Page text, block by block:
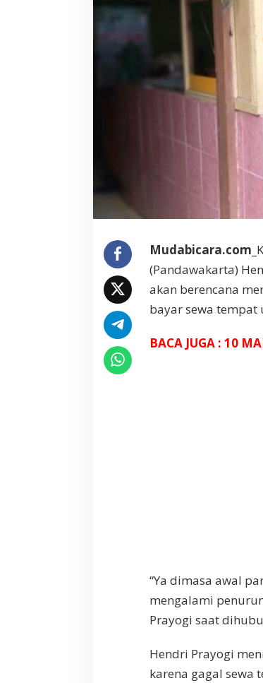
:
i
r
Mudabicara.com_
(Pandawakarta)
akan berencana
bayar sewa tempat
BACA JUGA : 10
“Ya dimasa awal
mengalami
Prayogi saat
Hendri Prayogi
karena gagal sewa